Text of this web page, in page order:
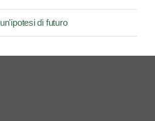
di futuro